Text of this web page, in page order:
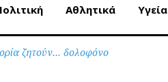
Αθλητικά Υγεία
ζητούν… δολοφόνο